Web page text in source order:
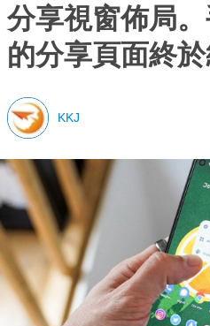
分享視窗佈局
的分享頁面終於
KKJ